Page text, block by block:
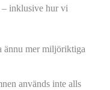
– inklusive hur vi
ännu mer miljöriktiga
används inte alls